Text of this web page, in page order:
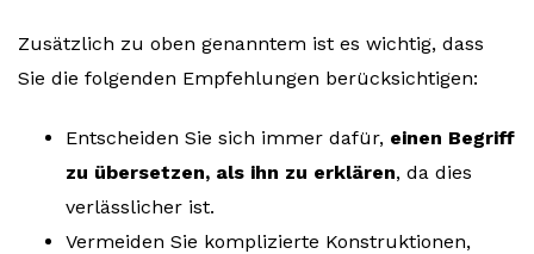
Zusätzlich zu oben genanntem ist es wichtig, dass
Sie die folgenden Empfehlungen berücksichtigen:
Entscheiden Sie sich immer dafür, einen Begriff
zu übersetzen, als ihn zu erklären, da dies
verlässlicher ist.
Vermeiden Sie komplizierte Konstruktionen,